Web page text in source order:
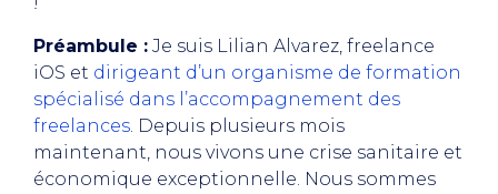
Préambule : Je suis Lilian Alvarez, freelance
iOS et dirigeant d’un organisme de formation
spécialisé dans l’accompagnement des
freelances. Depuis plusieurs mois
maintenant, nous vivons une crise sanitaire et
économique exceptionnelle. Nous sommes